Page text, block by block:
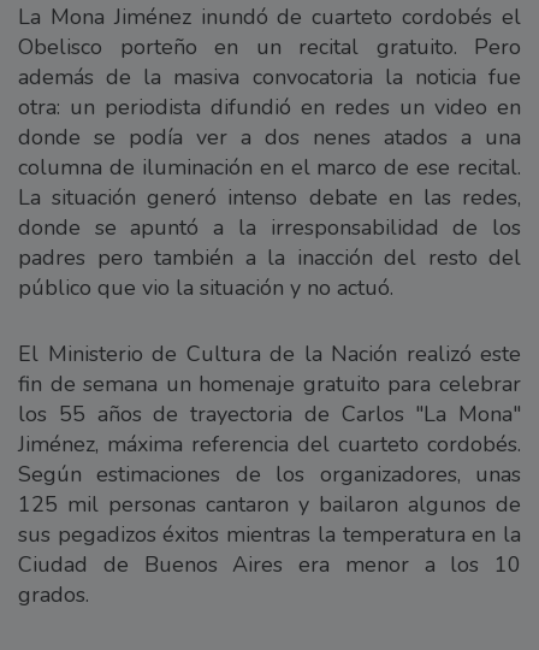
La Mona Jiménez inundó de cuarteto cordobés el
Obelisco porteño en un recital gratuito. Pero
además de la masiva convocatoria la noticia fue
otra: un periodista difundió en redes un video en
donde se podía ver a dos nenes atados a una
columna de iluminación en el marco de ese recital.
La situación generó intenso debate en las redes,
donde se apuntó a la irresponsabilidad de los
padres pero también a la inacción del resto del
público que vio la situación y no actuó.
El Ministerio de Cultura de la Nación realizó este
fin de semana un homenaje gratuito para celebrar
los 55 años de trayectoria de Carlos "La Mona"
Jiménez, máxima referencia del cuarteto cordobés.
Según estimaciones de los organizadores, unas
125 mil personas cantaron y bailaron algunos de
sus pegadizos éxitos mientras la temperatura en la
Ciudad de Buenos Aires era menor a los 10
grados.